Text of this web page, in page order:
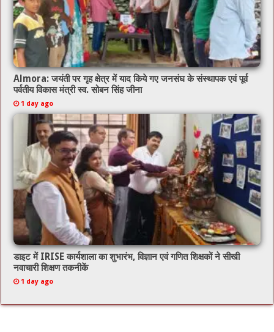
Almora: जयंती पर गृह क्षेत्र में याद किये गए जनसंघ के संस्थापक एवं पूर्व
पर्वतीय विकास मंत्री स्व. सोबन सिंह जीना
1 day ago
डाइट में IRISE कार्यशाला का शुभारंभ, विज्ञान एवं गणित शिक्षकों ने सीखी
नवाचारी शिक्षण तकनीकें
1 day ago